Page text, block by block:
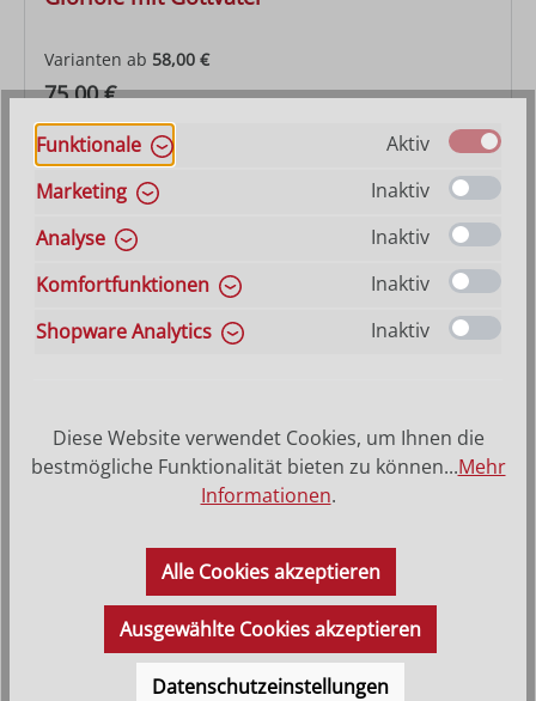
Varianten ab 58,00 €
Regulärer Preis:
75,00 €
Engelsglorie
Regulärer Preis:
Funktionale
Aktiv
Marketing
Inaktiv
Analyse
Inaktiv
Komfortfunktionen
Inaktiv
Shopware Analytics
Inaktiv
Diese Website verwendet Cookies, um Ihnen die
bestmögliche Funktionalität bieten zu können...Mehr
Informationen.
Alle Cookies akzeptieren
Ausgewählte Cookies akzeptieren
Datenschutzeinstellungen